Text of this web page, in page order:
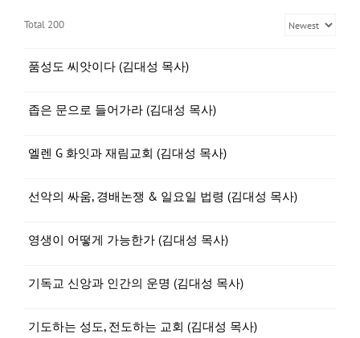
Total 200
품성도 씨앗이다 (김대성 목사)
좁은 문으로 들어가라 (김대성 목사)
엘렌 G 화잇과 재림교회 (김대성 목사)
선악의 싸움, 경배논쟁 & 일요일 법령 (김대성 목사)
영생이 어떻게 가능한가 (김대성 목사)
기독교 신앙과 인간의 운명 (김대성 목사)
기도하는 성도, 전도하는 교회 (김대성 목사)